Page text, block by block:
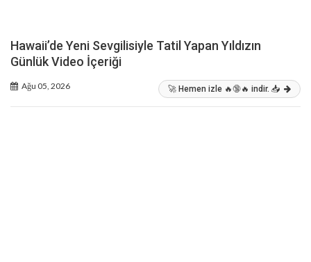
Hawaii’de Yeni Sevgilisiyle Tatil Yapan Yıldızın
Günlük Video İçeriği
Ağu 05, 2026 🚀 Hemen izle 🔥🔞🔥 indir. 📥